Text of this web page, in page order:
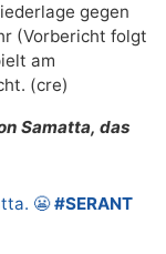
gegen
(Vorbericht folgt
am
(cre)
Samatta, das
😬#SERANT